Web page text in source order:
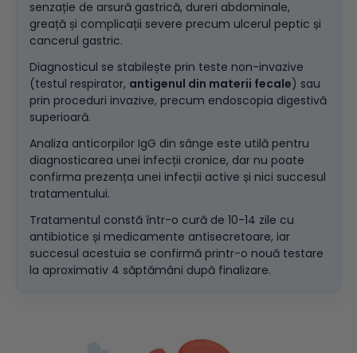
senzație de arsură gastrică, dureri abdominale,
greață și complicații severe precum ulcerul peptic și
cancerul gastric.
Diagnosticul se stabilește prin teste non-invazive
(testul respirator, antigenul din materii fecale) sau
prin proceduri invazive, precum endoscopia digestivă
superioară.
Analiza anticorpilor IgG din sânge este utilă pentru
diagnosticarea unei infecții cronice, dar nu poate
confirma prezența unei infecții active și nici succesul
tratamentului.
Tratamentul constă într-o cură de 10-14 zile cu
antibiotice și medicamente antisecretoare, iar
succesul acestuia se confirmă printr-o nouă testare
la aproximativ 4 săptămâni după finalizare.